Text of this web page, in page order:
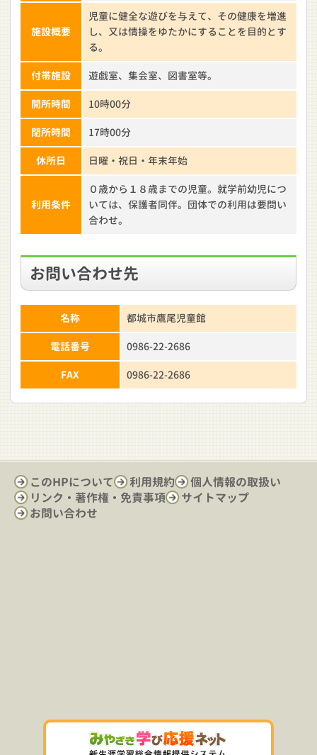
施設概要
児童に健全な遊びを与えて、その健康を増進
し、又は情操をゆたかにすることを目的とす
る。
付帯施設 遊戯室、集会室、図書室等。
開所時間 10時00分
閉所時間 17時00分
休所日 日曜・祝日・年末年始
利用条件
０歳から１８歳までの児童。就学前幼児につ
いては、保護者同伴。団体での利用は要問い
合わせ。
お問い合わせ先
名称 都城市鷹尾児童館
電話番号 0986-22-2686
FAX 0986-22-2686
このHPについて 利用規約
個人情報の取扱い
リンク・著作権・免責事項
サイトマップ
お問い合わせ